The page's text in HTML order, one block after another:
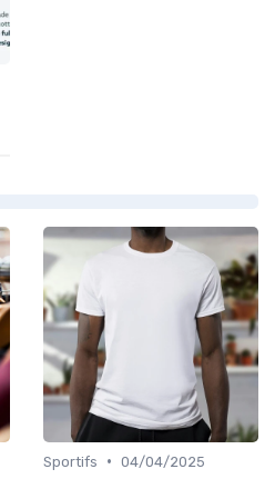
Sportifs • 04/04/2025